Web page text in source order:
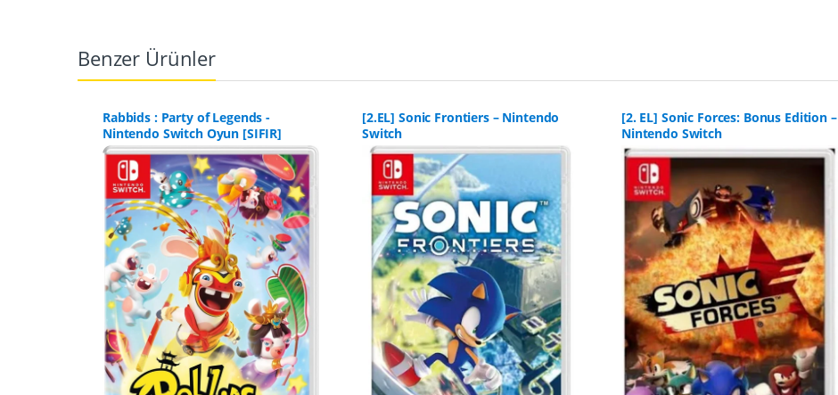
Benzer Ürünler
Rabbids : Party of Legends -
Nintendo Switch Oyun [SIFIR]
[2.EL] Sonic Frontiers – Nintendo
Switch
[2. EL] Sonic Forces: Bonus Edition –
Nintendo Switch